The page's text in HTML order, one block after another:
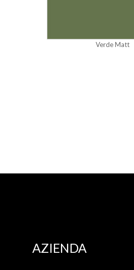
Verde Matt
AZIENDA